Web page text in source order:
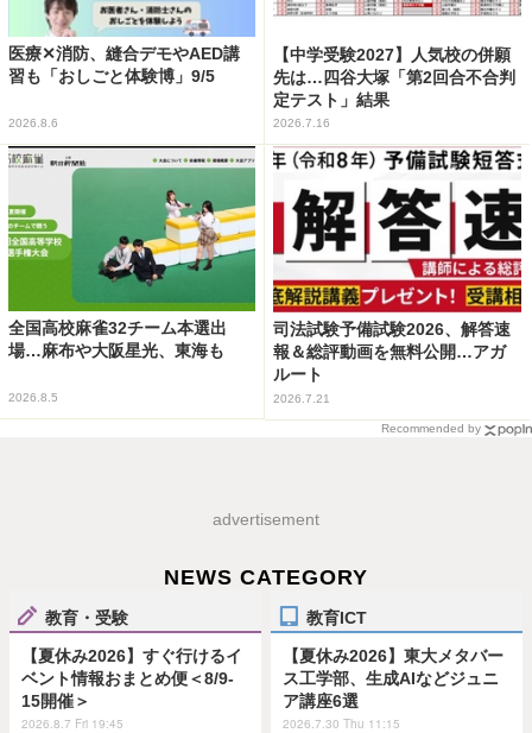
医療✕消防、縫合デモやAED講
習も「おしごと体験博」9/5
2026.8.6
【中学受験2027】人気校の併願
先は…四谷大塚「第2回合不合判
定テスト」結果
2026.7.16
全国高校麻雀32チーム本選出
場…麻布や大阪星光、東海も
2026.8.5
司法試験予備試験2026、解答速
報＆総評動画を無料公開…アガ
ルート
2026.7.21
Recommended by
advertisement
NEWS CATEGORY
教育・受験
【夏休み2026】すぐ行けるイ
ベント情報おまとめ便＜8/9-
15開催＞
2026.8.7 Fri 19:45
教育ICT
【夏休み2026】東大メタバー
ス工学部、生成AIなどジュニ
ア講座6選
2026.7.30 Thu 11:15